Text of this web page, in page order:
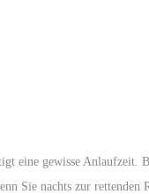
eine gewisse Anlaufzeit.
Sie nachts zur rettenden